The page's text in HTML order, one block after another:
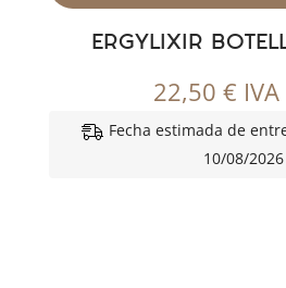
ERGYLIXIR
22,50€
Fecha estimada de
10/08/2026